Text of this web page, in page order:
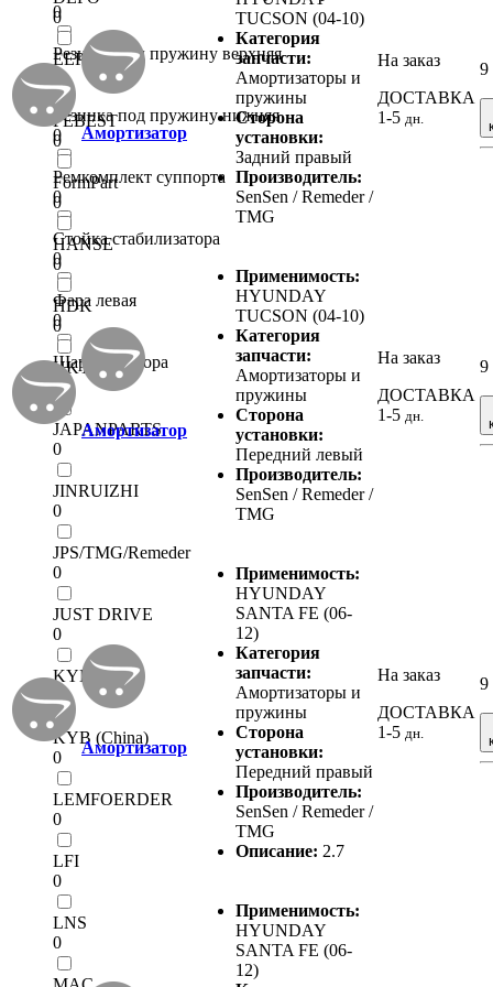
0
Резинка под пружину верхняя
0
Резинка под пружину нижняя
0
Ремкомплект суппорта
0
Стойка стабилизатора
0
Фара левая
0
Шаровая опора
0
0
EEP
FEBEST
0
FormPart
0
HANSE
0
HDK
0
HKT
0
JAPANPARTS
0
JINRUIZHI
0
JPS/TMG/Remeder
0
JUST DRIVE
0
KYB
0
KYB (China)
0
LEMFOERDER
0
LFI
0
LNS
0
Амортизатор
TUCSON (04-10)
Категория
запчасти:
Амортизаторы и
пружины
Сторона
установки:
Задний правый
Производитель:
SenSen / Remeder /
TMG
На заказ
ДОСТАВКА
1-5 дн.
9
Амортизатор
Применимость:
HYUNDAY
TUCSON (04-10)
Категория
запчасти:
Амортизаторы и
пружины
Сторона
установки:
Передний левый
Производитель:
SenSen / Remeder /
TMG
На заказ
ДОСТАВКА
1-5 дн.
9
Амортизатор
Применимость:
HYUNDAY
SANTA FE (06-
12)
Категория
запчасти:
Амортизаторы и
пружины
Сторона
установки:
Передний правый
Производитель:
SenSen / Remeder /
TMG
Описание: 2.7
На заказ
ДОСТАВКА
1-5 дн.
9
Применимость:
HYUNDAY
SANTA FE (06-
12)